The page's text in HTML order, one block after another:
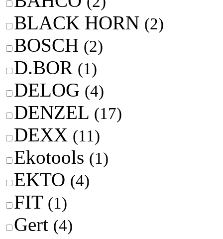
BLACK HORN (2)
BOSCH (2)
D.BOR (1)
DELOG (4)
DENZEL (17)
DEXX (11)
Ekotools (1)
EKTO (4)
FIT (1)
Gert (4)